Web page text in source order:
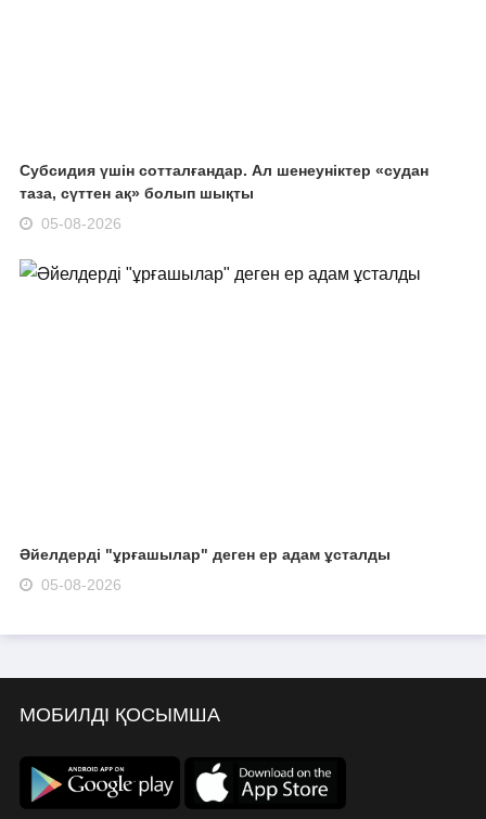
Субсидия үшін сотталғандар. Ал шенеуніктер «судан
таза, сүттен ақ» болып шықты
05-08-2026
Әйелдерді "ұрғашылар" деген ер адам ұсталды
05-08-2026
МОБИЛДІ ҚОСЫМША